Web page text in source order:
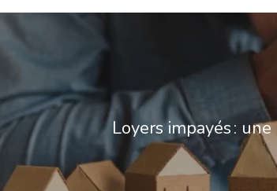
Loyers impayés :